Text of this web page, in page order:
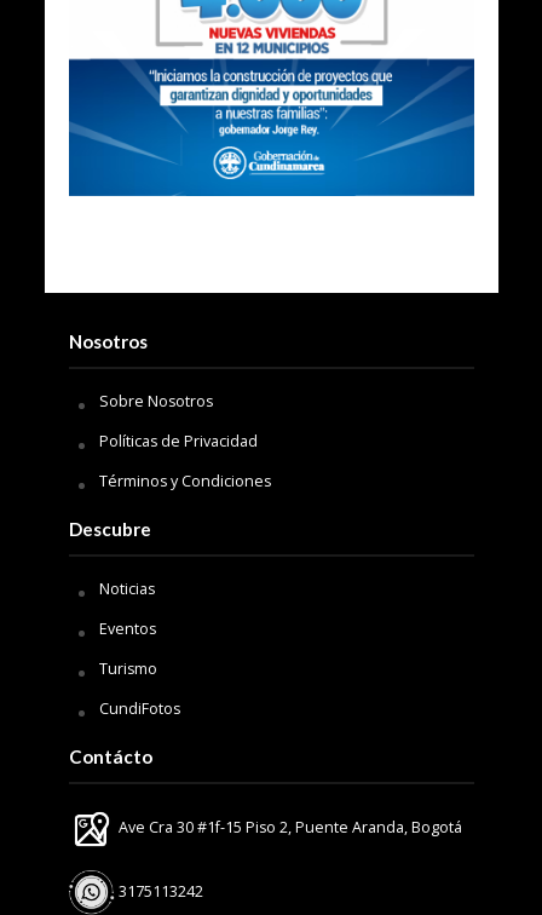
Nosotros
Sobre Nosotros
Políticas de Privacidad
Términos y Condiciones
Descubre
Noticias
Eventos
Turismo
CundiFotos
Contácto
Ave Cra 30 #1f-15 Piso 2, Puente Aranda, Bogotá
3175113242